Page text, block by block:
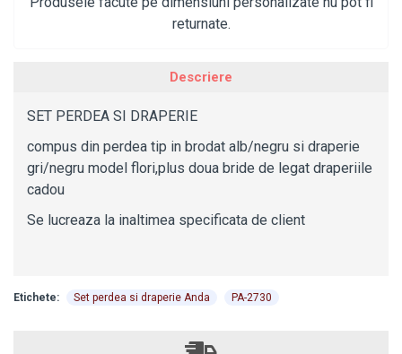
returnate.
Descriere
SET PERDEA SI DRAPERIE
compus din perdea tip in brodat alb/negru si draperie
gri/negru model flori,plus doua bride de legat draperiile
cadou
Se lucreaza la inaltimea specificata de client
Etichete: Set perdea si draperie Anda PA-2730